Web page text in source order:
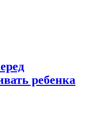
ребенка